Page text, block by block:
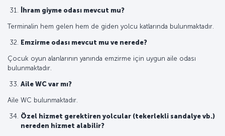
İhram giyme odası mevcut mu?
Terminalin hem gelen hem de giden yolcu katlarında bulunmaktadır.
Emzirme odası mevcut mu ve nerede?
Çocuk oyun alanlarının yanında emzirme için uygun aile odası
bulunmaktadır.
Aile WC var mı?
Aile WC bulunmaktadır.
Özel hizmet gerektiren yolcular (tekerlekli sandalye vb.)
nereden hizmet alabilir?